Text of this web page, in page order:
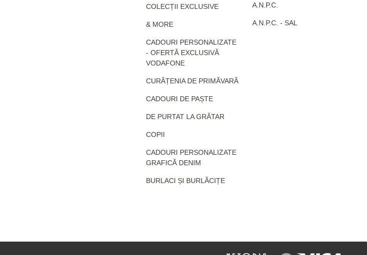
COLECȚII EXCLUSIVE
& MORE
CADOURI PERSONALIZATE
- OFERTĂ EXCLUSIVĂ
VODAFONE
CURĂȚENIA DE PRIMĂVARĂ
CADOURI DE PAȘTE
DE PURTAT LA GRĂTAR
COPII
CADOURI PERSONALIZATE
GRAFICĂ DENIM
BURLACI ȘI BURLĂCIȚE
A.N.P.C.
A.N.P.C. - SAL